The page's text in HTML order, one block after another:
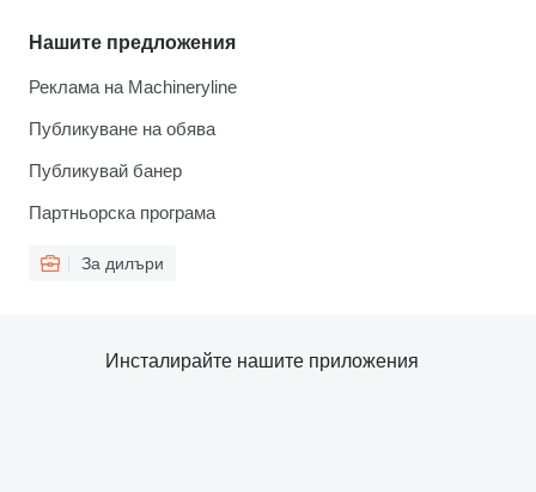
Нашите предложения
Реклама на Machineryline
Публикуване на обява
Публикувай банер
Партньорска програма
За дилъри
Инсталирайте нашите приложения